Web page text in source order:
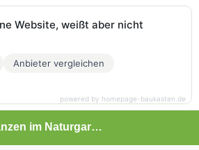
Pflanzen im Naturgarten
Website, weißt aber nicht
Anbieter vergleichen
powered by homepage-baukasten.de